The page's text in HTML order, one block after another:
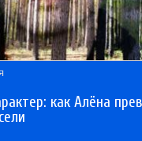
как Алёна